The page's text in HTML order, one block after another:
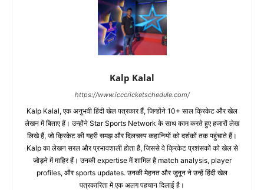
Kalp Kalal
https://www.icccricketschedule.com/
Kalp Kalal, एक अनुभवी हिंदी खेल पत्रकार हैं, जिन्होंने 10+ साल क्रिकेट और खेल
लेखन में बिताए हैं। उन्होंने Star Sports Network के साथ काम करते हुए हजारों लेख
लिखे हैं, जो क्रिकेट की गहरी समझ और दिलचस्प कहानियों को दर्शकों तक पहुंचाते हैं।
Kalp का लेखन सरल और प्रभावशाली होता है, जिससे वे क्रिकेट प्रशंसकों को खेल से
जोड़ने में माहिर हैं। उनकी expertise में शामिल है match analysis, player
profiles, और sports updates. उनकी मेहनत और जुनून ने उन्हें हिंदी खेल
पत्रकारिता में एक अलग पहचान दिलाई है।